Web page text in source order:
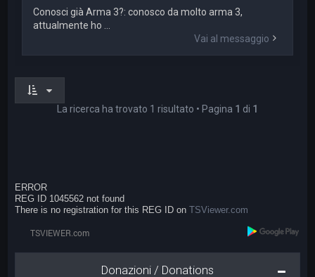
Conosci già Arma 3?: conosco da molto arma 3,
attualmente ho ...
Vai al messaggio
La ricerca ha trovato 1 risultato • Pagina 1 di 1
ERROR
REG ID 1045562 not found
There is no registration for this REG ID onTSViewer.com
Donazioni / Donations